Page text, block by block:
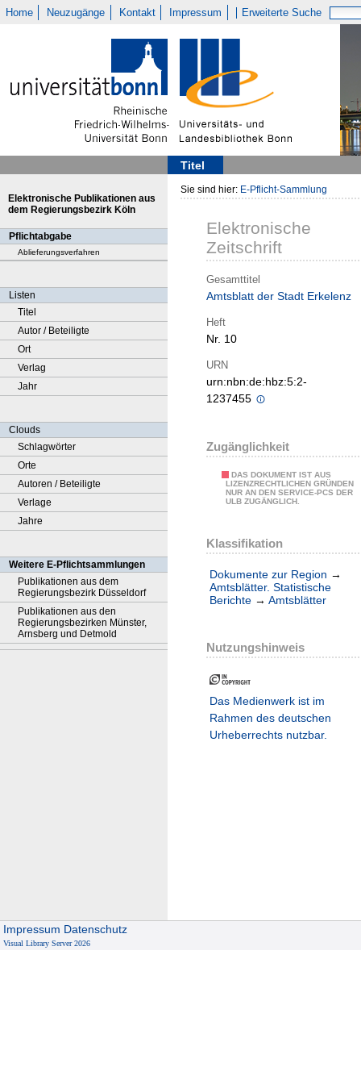
Home Neuzugänge Kontakt Impressum Erweiterte Suche
Titel
Elektronische Publikationen aus
dem Regierungsbezirk Köln
Pflichtabgabe
Ablieferungsverfahren
Listen
Titel
Autor / Beteiligte
Ort
Verlag
Jahr
Clouds
Schlagwörter
Orte
Autoren / Beteiligte
Verlage
Jahre
Weitere E-Pflichtsammlungen
Publikationen aus dem
Regierungsbezirk Düsseldorf
Publikationen aus den
Regierungsbezirken Münster,
Arnsberg und Detmold
Sie sind hier: E-Pflicht-Sammlung
Elektronische
Zeitschrift
Gesamttitel
Amtsblatt der Stadt Erkelenz
Heft
Nr. 10
URN
urn:nbn:de:hbz:5:2-
1237455
Zugänglichkeit
DAS DOKUMENT IST AUS
LIZENZRECHTLICHEN GRÜNDEN
NUR AN DEN SERVICE-PCS DER
ULB ZUGÄNGLICH.
Klassifikation
Dokumente zur Region →
Amtsblätter. Statistische
Berichte → Amtsblätter
Nutzungshinweis
Das Medienwerk ist im
Rahmen des deutschen
Urheberrechts nutzbar.
Impressum Datenschutz
Visual Library Server 2026